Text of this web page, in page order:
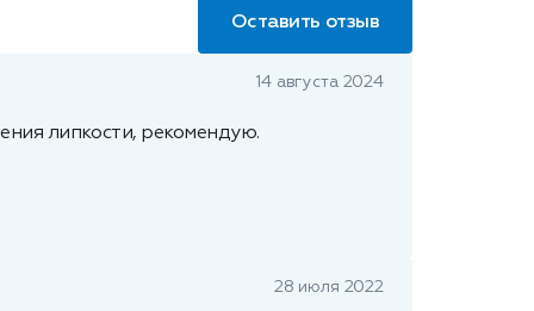
Оставить отзыв
14 августа 2024
липкости, рекомендую.
28 июля 2022